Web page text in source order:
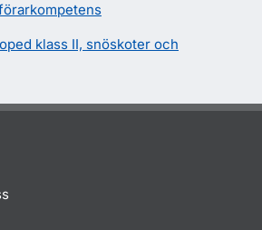
klass II, snöskoter och